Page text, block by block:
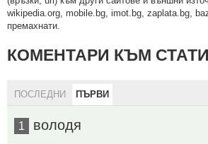
wikipedia.org, mobile.bg, imot.bg, zaplata.bg,
премахнати.
КОМЕНТАРИ КЪМ
ПОСЛЕДНИ ПЪРВИ
1 володя